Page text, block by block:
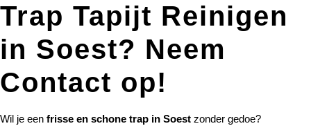
Trap Tapijt Reinigen
in Soest? Neem
Contact op!
Wil je een frisse en schone trap in Soest zonder gedoe?